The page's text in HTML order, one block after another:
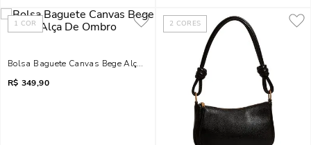
1 COR
Bolsa Baguete Canvas Bege Alça De Ombro
R$ 349,90
2 CORES